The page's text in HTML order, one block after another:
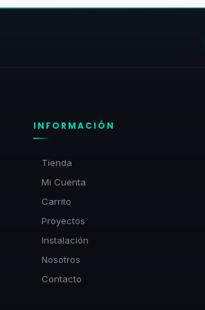
INFORMACIÓN
Tienda
Mi Cuenta
Carrito
Proyectos
Instalación
Nosotros
Contacto